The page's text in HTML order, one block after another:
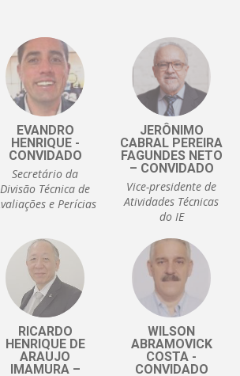
EVANDRO
HENRIQUE -
CONVIDADO
Secretário da
Divisão Técnica de
e Perícias
JERÔNIMO
CABRAL PEREIRA
FAGUNDES NETO
– CONVIDADO
Vice-presidente de
Atividades Técnicas
do IE
RICARDO
HENRIQUE DE
ARAUJO
IMAMURA –
WILSON
ABRAMOVICK
COSTA -
CONVIDADO